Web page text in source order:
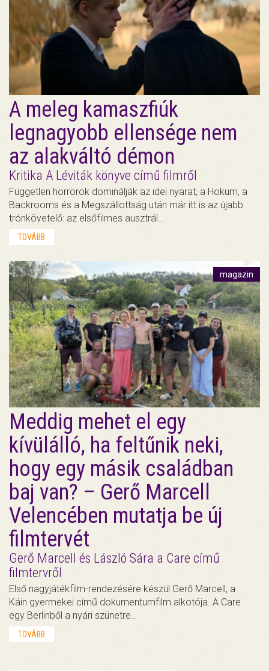
A meleg kamaszfiúk
legnagyobb ellensége nem
az alakváltó démon
Kritika A Léviták könyve című filmről
Független horrorok dominálják az idei nyarat, a Hokum, a
Backrooms és a Megszállottság után már itt is az újabb
trónkövetelő: az elsőfilmes ausztrál…
TOVÁBB
magazin
Meddig mehet el egy
kívülálló, ha feltűnik neki,
hogy egy másik családban
baj van? – Gerő Marcell
Velencében mutatja be új
filmtervét
Gerő Marcell és László Sára a Care című
filmtervről
Első nagyjátékfilm-rendezésére készül Gerő Marcell, a
Káin gyermekei című dokumentumfilm alkotója. A Care
egy Berlinből a nyári szünetre…
TOVÁBB